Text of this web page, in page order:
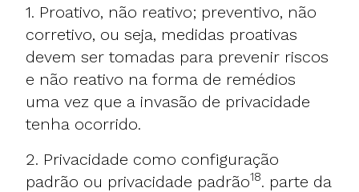
1. Proativo, não reativo; preventivo, não
corretivo, ou seja, medidas proativas
devem ser tomadas para prevenir riscos
e não reativo na forma de remédios
uma vez que a invasão de privacidade
tenha ocorrido.
2. Privacidade como configuração
padrão ou privacidade padrão18. parte da